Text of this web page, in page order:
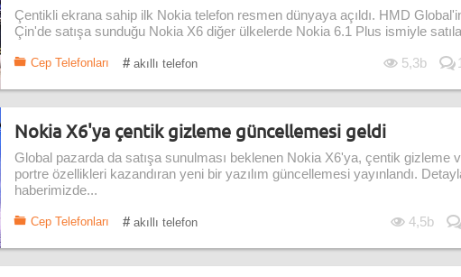
Çentikli ekrana sahip ilk Nokia telefon resmen dünyaya açıldı. HMD
Çin'de satışa sunduğu Nokia X6 diğer ülkelerde Nokia 6.1 Plus ismiyle
Cep Telefonları # akıllı telefon 5,3b
Nokia X6'ya çentik gizleme güncellemesi geldi
Global pazarda da satışa sunulması beklenen Nokia X6'ya, çentik gizleme
portre özellikleri kazandıran yeni bir yazılım güncellemesi yayınlandı.
haberimizde...
Cep Telefonları # akıllı telefon 4,5b